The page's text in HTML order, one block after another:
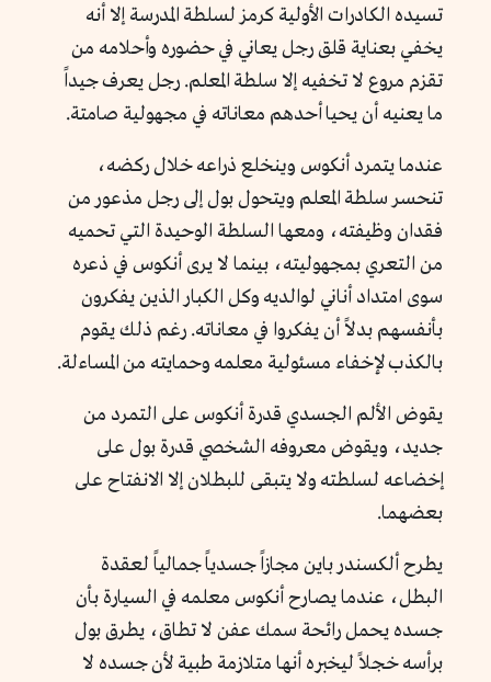
تسيده الكادرات الأولية كرمز لسلطة المدرسة إلا أنه
يخفي بعناية قلق رجل يعاني في حضوره وأحلامه من
تقزم مروع لا تخفيه إلا سلطة المعلم. رجل يعرف جيداً
ما يعنيه أن يحيا أحدهم معاناته في مجهولية صامتة.
عندما يتمرد أنكوس وينخلع ذراعه خلال ركضه،
تنحسر سلطة المعلم ويتحول بول إلى رجل مذعور من
فقدان وظيفته، ومعها السلطة الوحيدة التي تحميه
من التعري بمجهوليته، بينما لا يرى أنكوس في ذعره
سوى امتداد أناني لوالديه وكل الكبار الذين يفكرون
بأنفسهم بدلاً أن يفكروا في معاناته. رغم ذلك يقوم
بالكذب لإخفاء مسئولية معلمه وحمايته من المساءلة.
يقوض الألم الجسدي قدرة أنكوس على التمرد من
جديد، ويقوض معروفه الشخصي قدرة بول على
إخضاعه لسلطته ولا يتبقى للبطلان إلا الانفتاح على
بعضهما.
يطرح ألكسندر باين مجازاً جسدياً جمالياً لعقدة
البطل، عندما يصارح أنكوس معلمه في السيارة بأن
جسده يحمل رائحة سمك عفن لا تطاق، يطرق بول
برأسه خجلاً ليخبره أنها متلازمة طبية لأن جسده لا